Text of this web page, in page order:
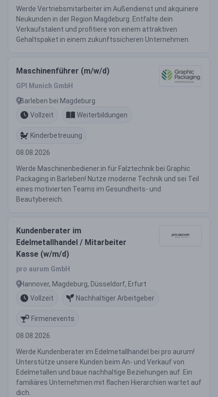
Werde Vertriebsmitarbeiter im Außendienst und akquiriere
Neukunden in der Region Magdeburg. Entfalte dein
Verkaufstalent und profitiere von einem attraktiven
Gehaltspaket in einem zukunftssicheren Unternehmen.
Maschinenführer (m/w/d)
GPI Munich GmbH
Barleben bei Magdeburg
Vollzeit
Weiterbildungen
Kinderbetreuung
08.08.2026
Werde Maschinenbediener:in für Falztechnik bei Graphic
Packaging in Barleben! Nutze moderne Technik und sei Teil
eines motivierten Teams im Gesundheits- und
Beautybereich.
Kundenberater im
Edelmetallhandel / Mitarbeiter
Kasse (w/m/d)
pro aurum GmbH
Hannover, Magdeburg, Düsseldorf, Erfurt
Vollzeit
Nachhaltiger Arbeitgeber
Firmenevents
08.08.2026
Werde Kundenberater im Edelmetallhandel bei pro aurum!
Unterstütze unsere Kunden beim An- und Verkauf von
Edelmetallen und baue nachhaltige Beziehungen auf. Ein
familiäres Unternehmen mit flachen Hierarchien wartet auf
dich.